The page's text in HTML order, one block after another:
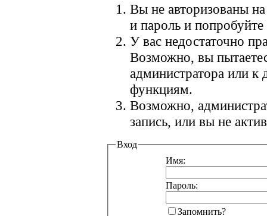
Вы не авторизованы
и пароль и
У вас недостаточно
Возможно, вы
администратора или
функциям.
Возможно,
запись, или вы не
Вход
Имя:
Пароль:
Запомнить?